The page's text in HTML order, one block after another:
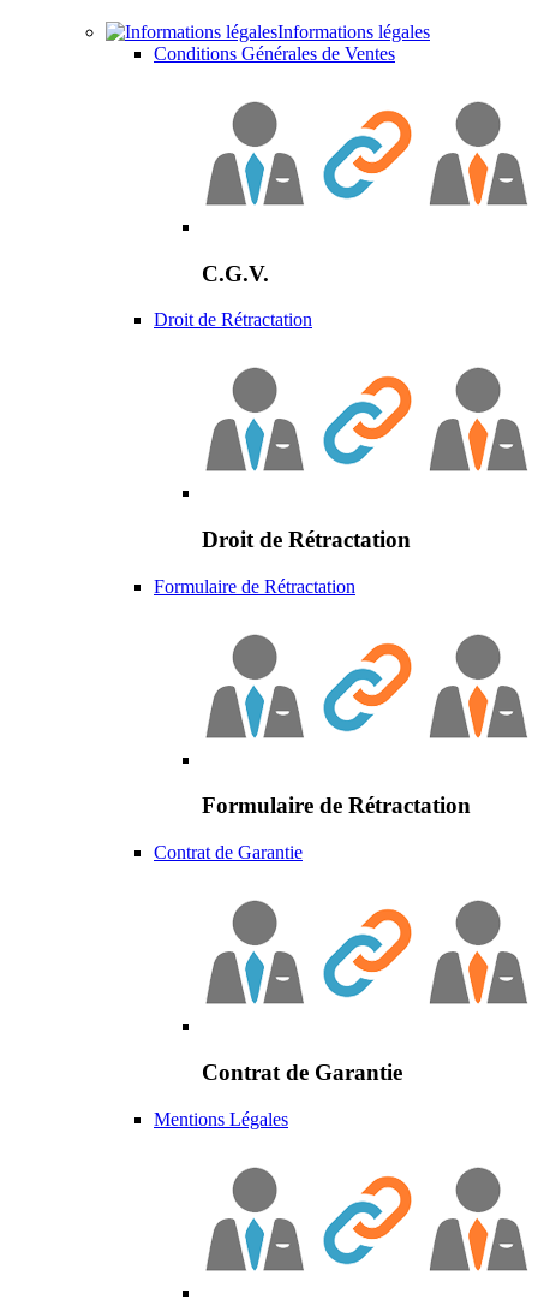
Informations légales
Conditions Générales de Ventes
C.G.V.
Droit de Rétractation
Droit de Rétractation
Formulaire de Rétractation
Formulaire de Rétractation
Contrat de Garantie
Contrat de Garantie
Mentions Légales